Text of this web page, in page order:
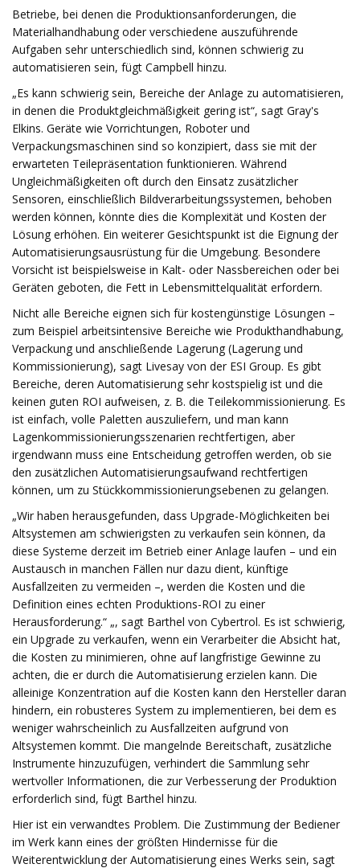
Betriebe, bei denen die Produktionsanforderungen, die
Materialhandhabung oder verschiedene auszuführende
Aufgaben sehr unterschiedlich sind, können schwierig zu
automatisieren sein, fügt Campbell hinzu.
„Es kann schwierig sein, Bereiche der Anlage zu automatisieren,
in denen die Produktgleichmäßigkeit gering ist“, sagt Gray's
Elkins. Geräte wie Vorrichtungen, Roboter und
Verpackungsmaschinen sind so konzipiert, dass sie mit der
erwarteten Teilepräsentation funktionieren. Während
Ungleichmäßigkeiten oft durch den Einsatz zusätzlicher
Sensoren, einschließlich Bildverarbeitungssystemen, behoben
werden können, könnte dies die Komplexität und Kosten der
Lösung erhöhen. Ein weiterer Gesichtspunkt ist die Eignung der
Automatisierungsausrüstung für die Umgebung. Besondere
Vorsicht ist beispielsweise in Kalt- oder Nassbereichen oder bei
Geräten geboten, die Fett in Lebensmittelqualität erfordern.
Nicht alle Bereiche eignen sich für kostengünstige Lösungen –
zum Beispiel arbeitsintensive Bereiche wie Produkthandhabung,
Verpackung und anschließende Lagerung (Lagerung und
Kommissionierung), sagt Livesay von der ESI Group. Es gibt
Bereiche, deren Automatisierung sehr kostspielig ist und die
keinen guten ROI aufweisen, z. B. die Teilekommissionierung. Es
ist einfach, volle Paletten auszuliefern, und man kann
Lagenkommissionierungsszenarien rechtfertigen, aber
irgendwann muss eine Entscheidung getroffen werden, ob sie
den zusätzlichen Automatisierungsaufwand rechtfertigen
können, um zu Stückkommissionierungsebenen zu gelangen.
„Wir haben herausgefunden, dass Upgrade-Möglichkeiten bei
Altsystemen am schwierigsten zu verkaufen sein können, da
diese Systeme derzeit im Betrieb einer Anlage laufen – und ein
Austausch in manchen Fällen nur dazu dient, künftige
Ausfallzeiten zu vermeiden –, werden die Kosten und die
Definition eines echten Produktions-ROI zu einer
Herausforderung.“ „, sagt Barthel von Cybertrol. Es ist schwierig,
ein Upgrade zu verkaufen, wenn ein Verarbeiter die Absicht hat,
die Kosten zu minimieren, ohne auf langfristige Gewinne zu
achten, die er durch die Automatisierung erzielen kann. Die
alleinige Konzentration auf die Kosten kann den Hersteller daran
hindern, ein robusteres System zu implementieren, bei dem es
weniger wahrscheinlich zu Ausfallzeiten aufgrund von
Altsystemen kommt. Die mangelnde Bereitschaft, zusätzliche
Instrumente hinzuzufügen, verhindert die Sammlung sehr
wertvoller Informationen, die zur Verbesserung der Produktion
erforderlich sind, fügt Barthel hinzu.
Hier ist ein verwandtes Problem. Die Zustimmung der Bediener
im Werk kann eines der größten Hindernisse für die
Weiterentwicklung der Automatisierung eines Werks sein, sagt